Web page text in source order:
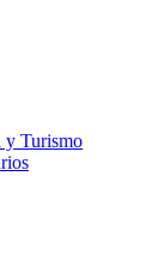
y Turismo